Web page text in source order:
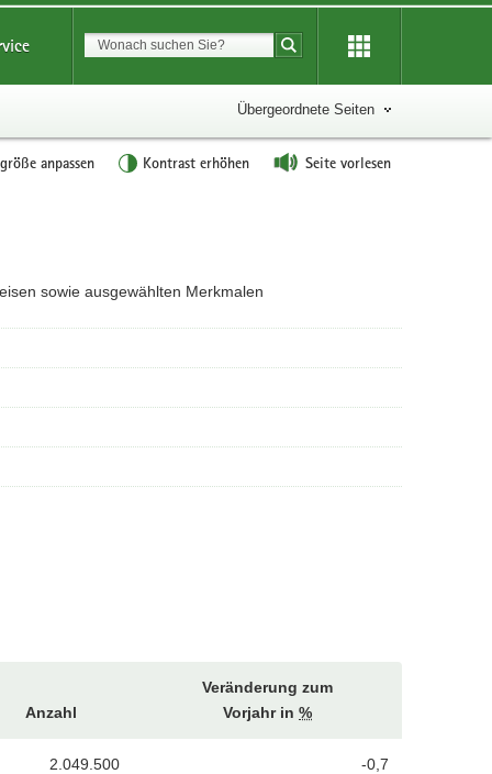
Suchbegriff
Suche starten
Übergeordnete Seiten
anpassen Kontrast erhöhen Seite vorlesen
Anzahl
Veränderung zum
Vorjahr in %
2.049.500 -0,7